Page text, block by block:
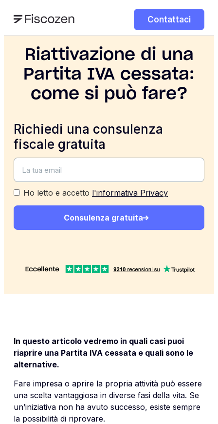
Contattaci
Riattivazione di una
Partita IVA cessata:
come si può fare?
Richiedi una consulenza
fiscale gratuita
Ho letto e accetto l'informativa Privacy
Consulenza gratuita
In questo articolo vedremo in quali casi puoi
riaprire una Partita IVA cessata e quali sono le
alternative.
Fare impresa o aprire la propria attività può essere
una scelta vantaggiosa in diverse fasi della vita. Se
un’iniziativa non ha avuto successo, esiste sempre
la possibilità di riprovare.